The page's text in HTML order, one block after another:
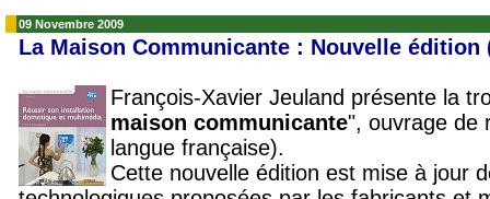
09 Novembre 2009
La Maison Communicante : Nouvelle édition
François-Xavier Jeuland présente la
maison communicante", ouvrage de
langue française).
Cette nouvelle édition est mise à jour